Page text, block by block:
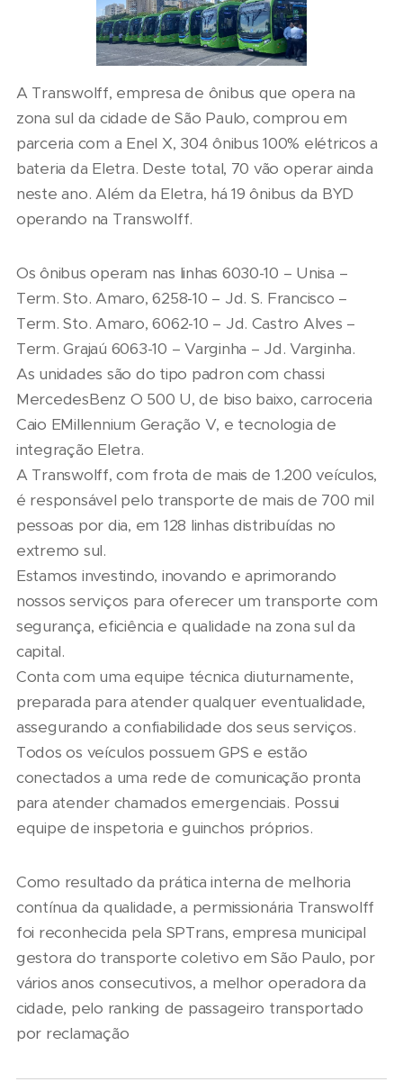
A Transwolff, empresa de ônibus que opera na
zona sul da cidade de São Paulo, comprou em
parceria com a Enel X, 304 ônibus 100% elétricos a
bateria da Eletra. Deste total, 70 vão operar ainda
neste ano. Além da Eletra, há 19 ônibus da BYD
operando na Transwolff.
Os ônibus operam nas linhas 6030-10 – Unisa –
Term. Sto. Amaro, 6258-10 – Jd. S. Francisco –
Term. Sto. Amaro, 6062-10 – Jd. Castro Alves –
Term. Grajaú 6063-10 – Varginha – Jd. Varginha.
As unidades são do tipo padron com chassi
MercedesBenz O 500 U, de biso baixo, carroceria
Caio EMillennium Geração V, e tecnologia de
integração Eletra.
A Transwolff, com frota de mais de 1.200 veículos,
é responsável pelo transporte de mais de 700 mil
pessoas por dia, em 128 linhas distribuídas no
extremo sul.
Estamos investindo, inovando e aprimorando
nossos serviços para oferecer um transporte com
segurança, eficiência e qualidade na zona sul da
capital.
Conta com uma equipe técnica diuturnamente,
preparada para atender qualquer eventualidade,
assegurando a confiabilidade dos seus serviços.
Todos os veículos possuem GPS e estão
conectados a uma rede de comunicação pronta
para atender chamados emergenciais. Possui
equipe de inspetoria e guinchos próprios.
Como resultado da prática interna de melhoria
contínua da qualidade, a permissionária Transwolff
foi reconhecida pela SPTrans, empresa municipal
gestora do transporte coletivo em São Paulo, por
vários anos consecutivos, a melhor operadora da
cidade, pelo ranking de passageiro transportado
por reclamação